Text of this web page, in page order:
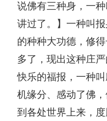
说佛有三种身，一
讲过了。】一种叫
的种种大功德，修
多了，现出这种庄
快乐的福报，一种
机缘分、感动了佛
到各处世界上来，